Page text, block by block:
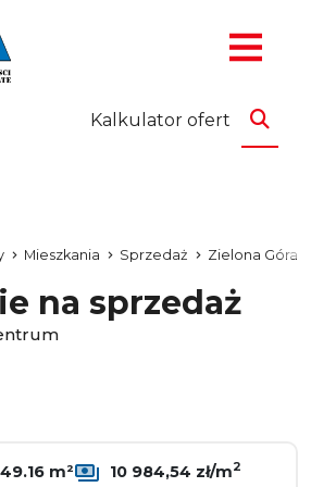
Kalkulator ofert
Mieszkania Sprzedaż Zielona Góra
na sprzedaż
49.16 m² 10 984,54 zł/m2